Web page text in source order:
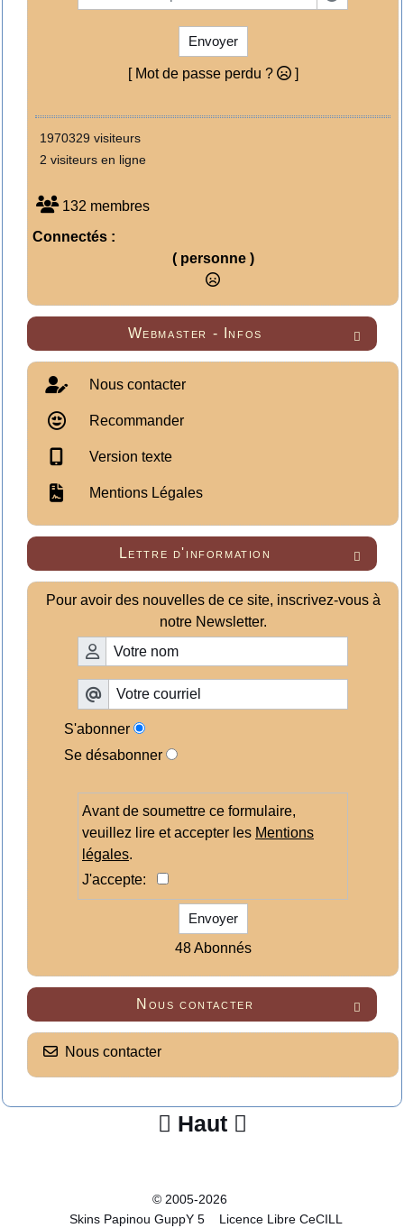
Envoyer
[ Mot de passe perdu ? ]
1970329 visiteurs
2 visiteurs en ligne
132 membres
Connectés :
( personne )

Webmaster - Infos
Nous contacter
Recommander
Version texte
Mentions Légales

Lettre d'information
Pour avoir des nouvelles de ce site, inscrivez-vous à
notre Newsletter.
S'abonner
Se désabonner
Avant de soumettre ce formulaire,
veuillez lire et accepter les Mentions
légales.
J'accepte:
Envoyer
48 Abonnés

Nous contacter
Nous contacter
 Haut 
© 2005-2026
Skins Papinou GuppY 5
Licence Libre CeCILL